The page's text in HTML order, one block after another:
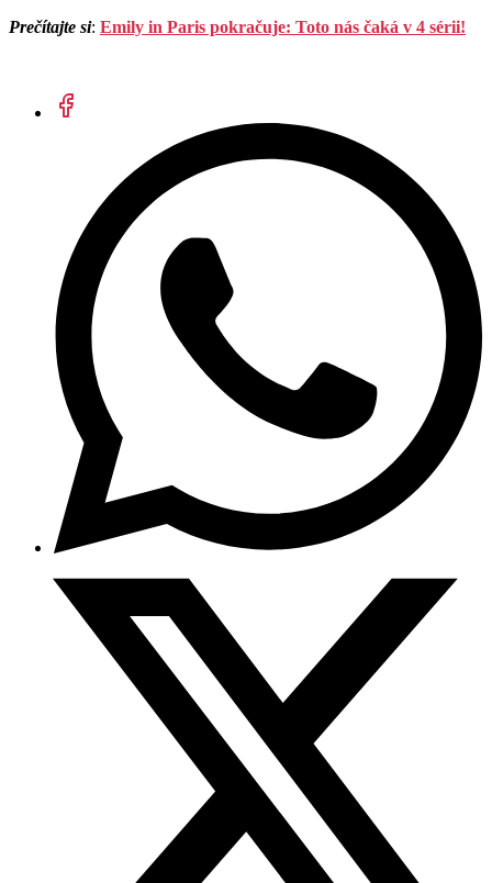
Prečítajte si: Emily in Paris pokračuje: Toto nás čaká v 4 sérii!